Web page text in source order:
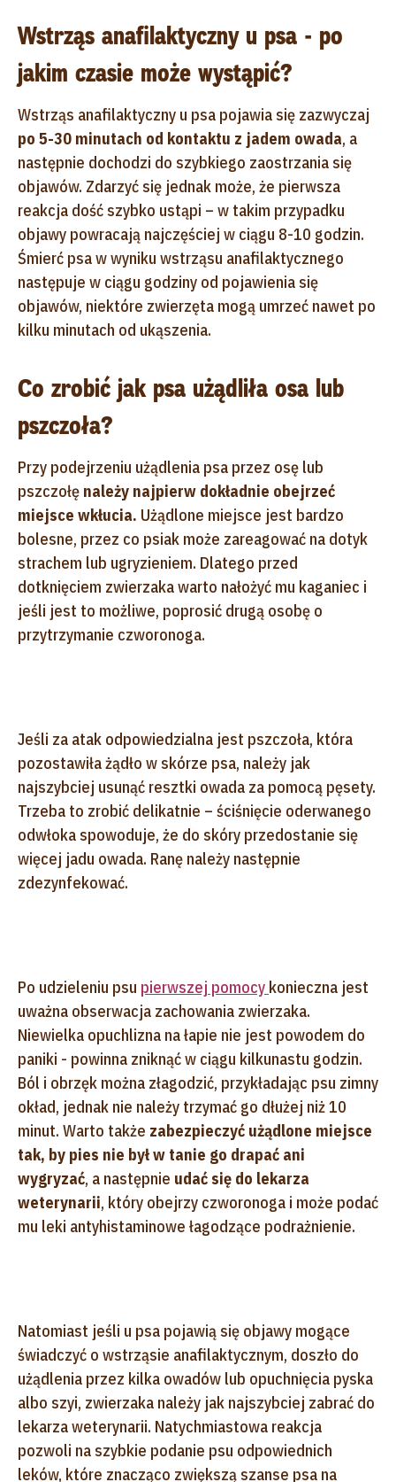
Wstrząs anafilaktyczny u psa - po
jakim czasie może wystąpić?
Wstrząs anafilaktyczny u psa pojawia się zazwyczaj
po 5-30 minutach od kontaktu z jadem owada, a
następnie dochodzi do szybkiego zaostrzania się
objawów. Zdarzyć się jednak może, że pierwsza
reakcja dość szybko ustąpi – w takim przypadku
objawy powracają najczęściej w ciągu 8-10 godzin.
Śmierć psa w wyniku wstrząsu anafilaktycznego
następuje w ciągu godziny od pojawienia się
objawów, niektóre zwierzęta mogą umrzeć nawet po
kilku minutach od ukąszenia.
Co zrobić jak psa użądliła osa lub
pszczoła?
Przy podejrzeniu użądlenia psa przez osę lub
pszczołę należy najpierw dokładnie obejrzeć
miejsce wkłucia. Użądlone miejsce jest bardzo
bolesne, przez co psiak może zareagować na dotyk
strachem lub ugryzieniem. Dlatego przed
dotknięciem zwierzaka warto nałożyć mu kaganiec i
jeśli jest to możliwe, poprosić drugą osobę o
przytrzymanie czworonoga.
Jeśli za atak odpowiedzialna jest pszczoła, która
pozostawiła żądło w skórze psa, należy jak
najszybciej usunąć resztki owada za pomocą pęsety.
Trzeba to zrobić delikatnie – ściśnięcie oderwanego
odwłoka spowoduje, że do skóry przedostanie się
więcej jadu owada. Ranę należy następnie
zdezynfekować.
Po udzieleniu psu pierwszej pomocy konieczna jest
uważna obserwacja zachowania zwierzaka.
Niewielka opuchlizna na łapie nie jest powodem do
paniki - powinna zniknąć w ciągu kilkunastu godzin.
Ból i obrzęk można złagodzić, przykładając psu zimny
okład, jednak nie należy trzymać go dłużej niż 10
minut. Warto także zabezpieczyć użądlone miejsce
tak, by pies nie był w tanie go drapać ani
wygryzać, a następnie udać się do lekarza
weterynarii, który obejrzy czworonoga i może podać
mu leki antyhistaminowe łagodzące podrażnienie.
Natomiast jeśli u psa pojawią się objawy mogące
świadczyć o wstrząsie anafilaktycznym, doszło do
użądlenia przez kilka owadów lub opuchnięcia pyska
albo szyi, zwierzaka należy jak najszybciej zabrać do
lekarza weterynarii. Natychmiastowa reakcja
pozwoli na szybkie podanie psu odpowiednich
leków, które znacząco zwiększą szanse psa na